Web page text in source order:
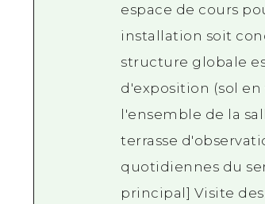
espace de cours
installation soit
structure globale
d'exposition (sol
l'ensemble de la
terrasse
quotidiennes du
principal] Visite